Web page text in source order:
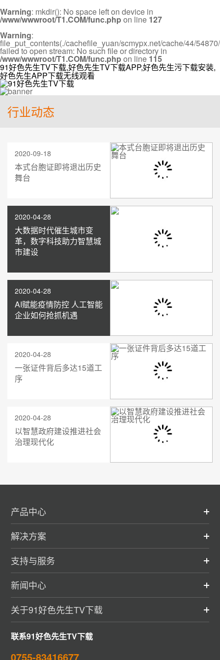
Warning: mkdir(): No space left on device in
/www/wwwroot/T1.COM/func.php on line 127
Warning:
file_put_contents(./cachefile_yuan/scmypx.net/cache/44/
failed to open stream: No such file or directory in
/www/wwwroot/T1.COM/func.php on line 115
91好色先生TV下载,好色先生TV下载APP,好色先生污下载安装,
好色先生APP下载无线观看
行业动态
2020-09-18
本式台胞证即将退出历史
舞台
2020-04-28
大数据时代催生城市变
革，数字科技助力智慧城
市建设
2020-04-28
AI赋能疫情防控 人工智能
企业如何抢抓机遇
2020-04-28
一张证件背后多达15道工
序
2020-04-28
以智慧政府建设推进社会
治理现代化
产品中心
解决方案
支持与服务
新闻中心
关于91好色先生TV下载
联系91好色先生TV下载
0755-83416677